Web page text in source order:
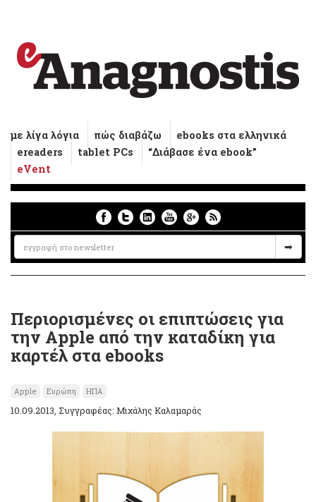
με λίγα λόγια πώς διαβάζω
ebooks στα ελληνικά
ereaders
tablet PCs
“Διάβασε ένα ebook”
eVent
Περιορισμένες οι επιπτώσεις για
την Apple από την καταδίκη για
καρτέλ στα ebooks
Apple Ευρώπη ΗΠΑ
10.09.2013, Συγγραφέας: Μιχάλης Καλαμαράς